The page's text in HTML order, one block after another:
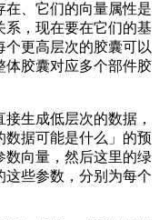
、它们的向量属性是
，现在要在它们的基
更高层次的胶囊可以
体胶囊对应多个部件胶
生成低层次的数据，
据可能是什么」的预
数向量，然后这里的绿
些参数，分别为每个